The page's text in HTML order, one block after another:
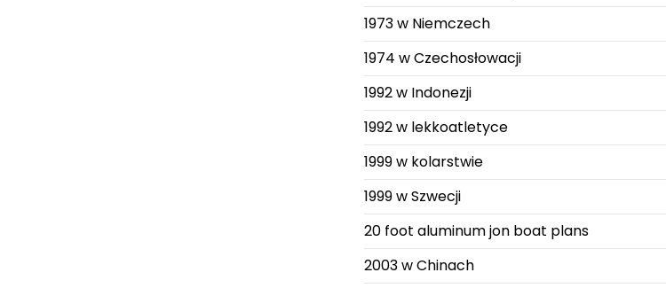
1973 w Niemczech
1974 w Czechosłowacji
1992 w Indonezji
1992 w lekkoatletyce
1999 w kolarstwie
1999 w Szwecji
20 foot aluminum jon boat plans
2003 w Chinach